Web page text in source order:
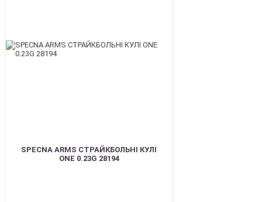
SPECNA ARMS СТРАЙКБОЛЬНІ КУЛІ
ONE 0.23G 28194